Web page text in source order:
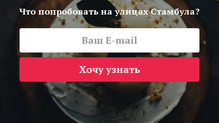
Что попробовать на улицах Стамбула?
Хочу узнать